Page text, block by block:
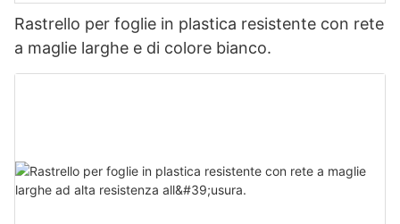
Rastrello per foglie in plastica resistente con rete
a maglie larghe e di colore bianco.